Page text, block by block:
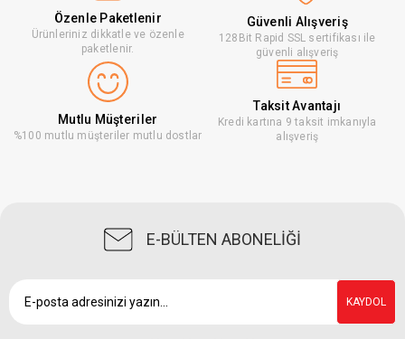
Özenle Paketlenir
Ürünleriniz dikkatle ve özenle
paketlenir.
Güvenli Alışveriş
128Bit Rapid SSL sertifikası ile
güvenli alışveriş
Mutlu Müşteriler
%100 mutlu müşteriler mutlu dostlar
Taksit Avantajı
Kredi kartına 9 taksit imkanıyla
alışveriş
E-BÜLTEN ABONELİĞİ
KAYDOL